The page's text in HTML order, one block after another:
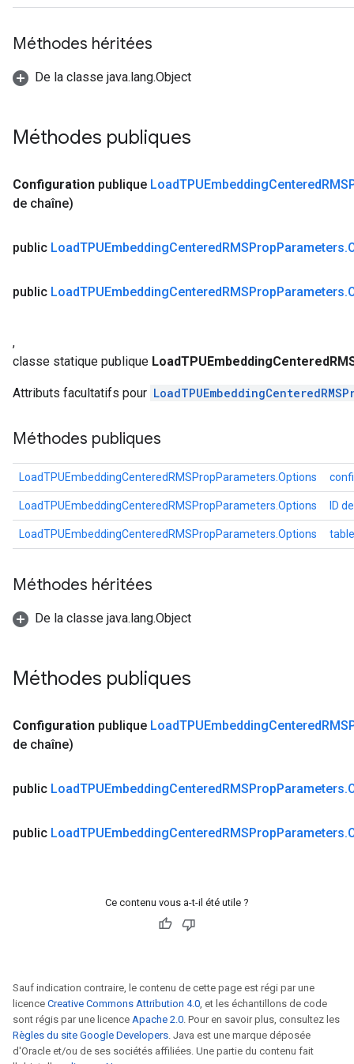
Méthodes héritées
De la classe java.lang.Object
Méthodes publiques
Configuration publique LoadTPUEmbeddingCentered
de chaîne)
public LoadTPUEmbeddingCenteredRMSPropParameters.
public LoadTPUEmbeddingCenteredRMSPropParameters.
,
classe statique publique
Attributs facultatifs pour
Méthodes publiques
LoadTPUEmbeddingCenteredRMSPropParameters.Options
LoadTPUEmbeddingCenteredRMSPropParameters.Options ID
LoadTPUEmbeddingCenteredRMSPropParameters.Options
Méthodes héritées
De la classe java.lang.Object
Méthodes publiques
Configuration publique LoadTPUEmbeddingCentered
de chaîne)
public LoadTPUEmbeddingCenteredRMSPropParameters.
public LoadTPUEmbeddingCenteredRMSPropParameters.
Ce contenu vous a-t-il été utile ?
Sauf indication contraire, le contenu de cette page est régi par une
licence Creative Commons Attribution 4.0, et les échantillons de code
sont régis par une licence Apache 2.0. Pour en savoir plus, consultez les
Règles du site Google Developers. Java est une marque déposée
d'Oracle et/ou de ses sociétés affiliées. Une partie du contenu fait